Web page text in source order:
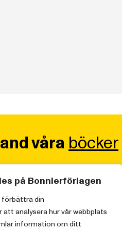
på Bonnierförlagen
förbättra din
analysera hur vår webbplats
information om ditt
våra böcker